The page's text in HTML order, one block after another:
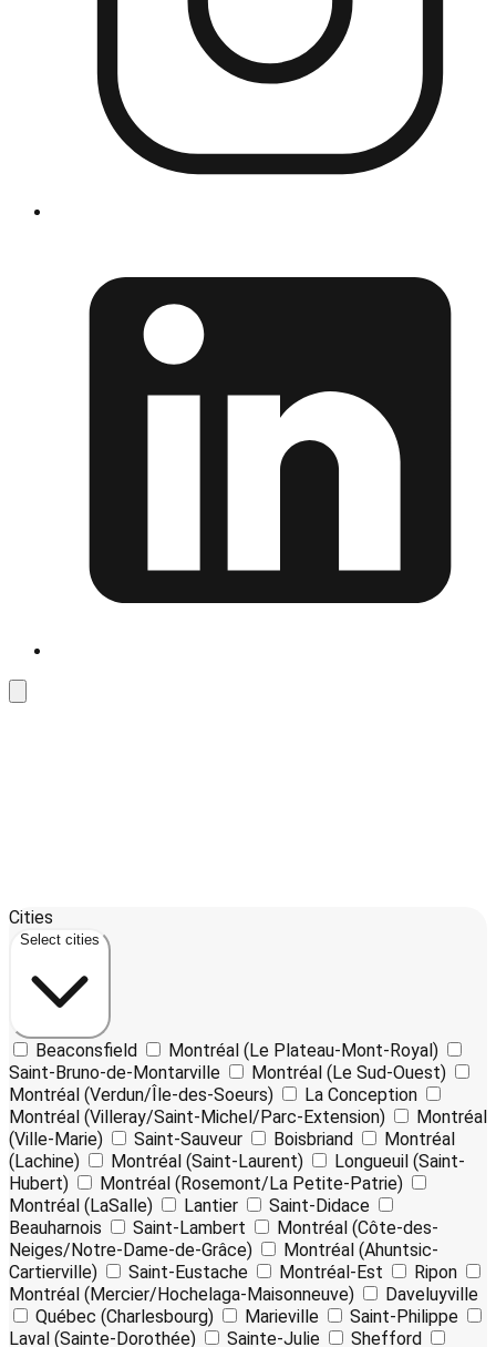
+
−
Cities
Select cities
Beaconsfield
Montréal (Le Plateau-Mont-Royal)
Saint-Bruno-de-Montarville
Montréal (Le Sud-Ouest)
Montréal (Verdun/Île-des-Soeurs)
La Conception
Montréal (Villeray/Saint-Michel/Parc-Extension)
Montréal
(Ville-Marie)
Saint-Sauveur Boisbriand
Montréal
(Lachine)
Montréal (Saint-Laurent)
Longueuil (Saint-
Hubert)
Montréal (Rosemont/La Petite-Patrie)
Montréal (LaSalle)
Lantier
Saint-Didace
Beauharnois
Saint-Lambert
Montréal (Côte-des-
Neiges/Notre-Dame-de-Grâce)
Montréal (Ahuntsic-
Cartierville)
Saint-Eustache Montréal-Est
Ripon
Montréal (Mercier/Hochelaga-Maisonneuve)
Daveluyville
Québec (Charlesbourg)
Marieville
Saint-Philippe
Laval (Sainte-Dorothée)
Sainte-Julie Shefford